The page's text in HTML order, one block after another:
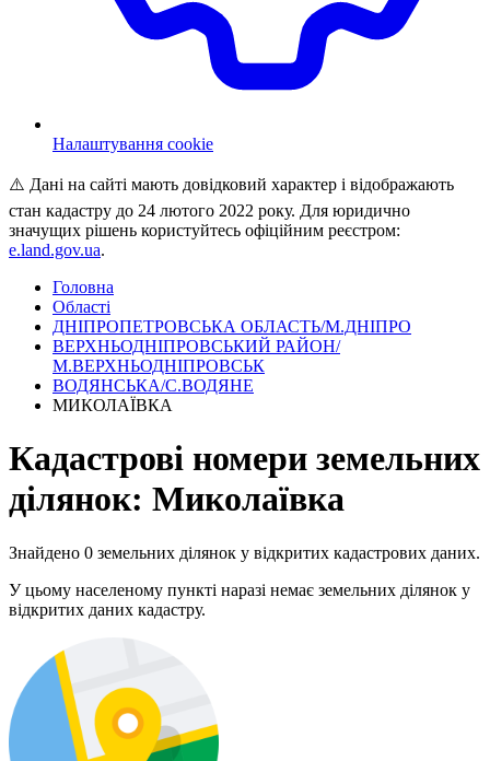
Налаштування cookie
⚠️ Дані на сайті мають довідковий характер і відображають
стан кадастру до 24 лютого 2022 року. Для юридично
значущих рішень користуйтесь офіційним реєстром:
e.land.gov.ua.
Головна
Області
ДНІПРОПЕТРОВСЬКА ОБЛАСТЬ/М.ДНІПРО
ВЕРХНЬОДНІПРОВСЬКИЙ РАЙОН/
М.ВЕРХНЬОДНІПРОВСЬК
ВОДЯНСЬКА/С.ВОДЯНЕ
МИКОЛАЇВКА
Кадастрові номери земельних
ділянок: Миколаївка
Знайдено 0 земельних ділянок у відкритих кадастрових даних.
У цьому населеному пункті наразі немає земельних ділянок у
відкритих даних кадастру.